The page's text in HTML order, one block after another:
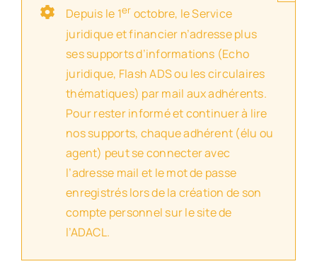
Depuis le 1er octobre, le Service
juridique et financier n’adresse plus
ses supports d’informations (Echo
juridique, Flash ADS ou les circulaires
thématiques) par mail aux adhérents.
Pour rester informé et continuer à lire
nos supports, chaque adhérent (élu ou
agent) peut se connecter avec
l’adresse mail et le mot de passe
enregistrés lors de la création de son
compte personnel sur le site de
l’ADACL.